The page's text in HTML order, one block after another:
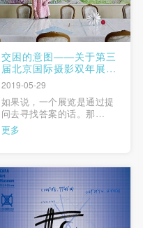
交困的意图——关于第三
届北京国际摄影双年展的
策展思考
2019-05-29
如果说，一个展览是通过提
问去寻找答案的话。那
么，“混合的公共性与私密
性：第三届北京国际摄影双
双年展是在围绕一个贯穿摄
影发明至今，不断缠绕并裹
挟其中的问题——公共性与
私密性之间及其含混复杂的
暧昧关系。在 …
更多